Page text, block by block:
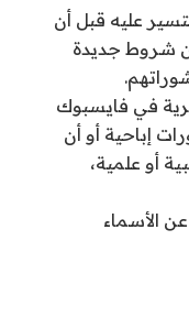
عليه قبل أن
التواصل الاجتماعي بالأمس الأحد 15 مارس عن شروط جديدة
في فايسبوك
إباحية أو أن
أو علمية،
الأسماء